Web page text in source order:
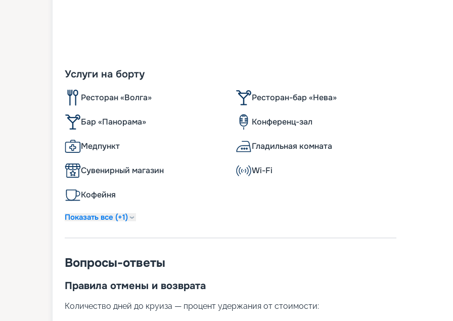
Услуги на борту
Ресторан «Волга» Ресторан-бар «Нева»
Бар «Панорама» Конференц-зал
Медпункт Гладильная комната
Сувенирный магазин Wi-Fi
Кофейня
Показать все (+1)
Вопросы-ответы
Правила отмены и возврата
Количество дней до круиза — процент удержания от стоимости: